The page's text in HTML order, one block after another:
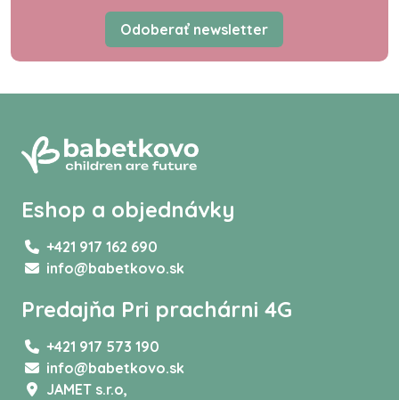
Odoberať newsletter
Eshop a objednávky
+421 917 162 690
info@babetkovo.sk
Predajňa Pri prachárni 4G
+421 917 573 190
info@babetkovo.sk
JAMET s.r.o,